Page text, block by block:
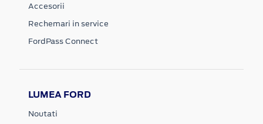
Accesorii
Rechemari in service
FordPass Connect
LUMEA FORD
Noutati